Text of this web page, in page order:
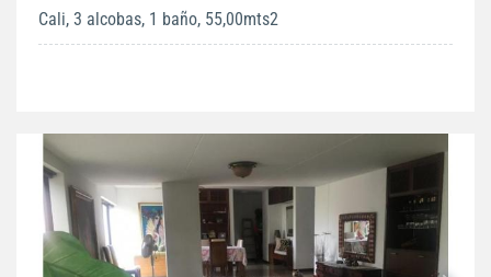
Cali, 3 alcobas, 1 baño, 55,00mts2